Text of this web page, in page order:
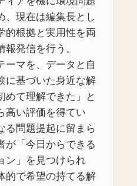
、現在は編集長とし
的根拠と実用性を両
報発信を行う。
ーマを、データと自
に基づいた身近な解
めて理解できた」と
高い評価を得てい
る問題提起に留まら
が「今日からできる
ン」を見つけられ
的で希望の持てる解